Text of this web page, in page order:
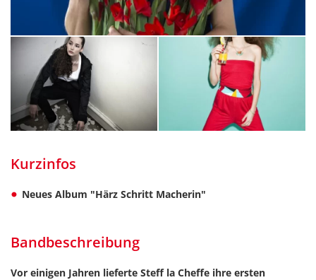
Kurzinfos
Neues Album "Härz Schritt Macherin"
Bandbeschreibung
Vor einigen Jahren lieferte Steff la Cheffe ihre ersten